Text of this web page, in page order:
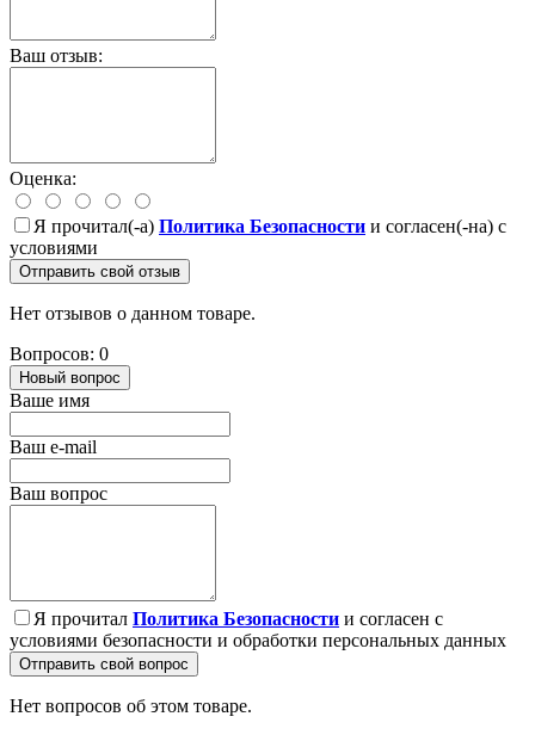
Ваш отзыв:
Оценка:
Я прочитал(-а) Политика Безопасности и согласен(-на) с
условиями
Отправить свой отзыв
Нет отзывов о данном товаре.
Вопросов: 0
Новый вопрос
Ваше имя
Ваш e-mail
Ваш вопрос
Я прочитал Политика Безопасности и согласен с
условиями безопасности и обработки персональных данных
Отправить свой вопрос
Нет вопросов об этом товаре.